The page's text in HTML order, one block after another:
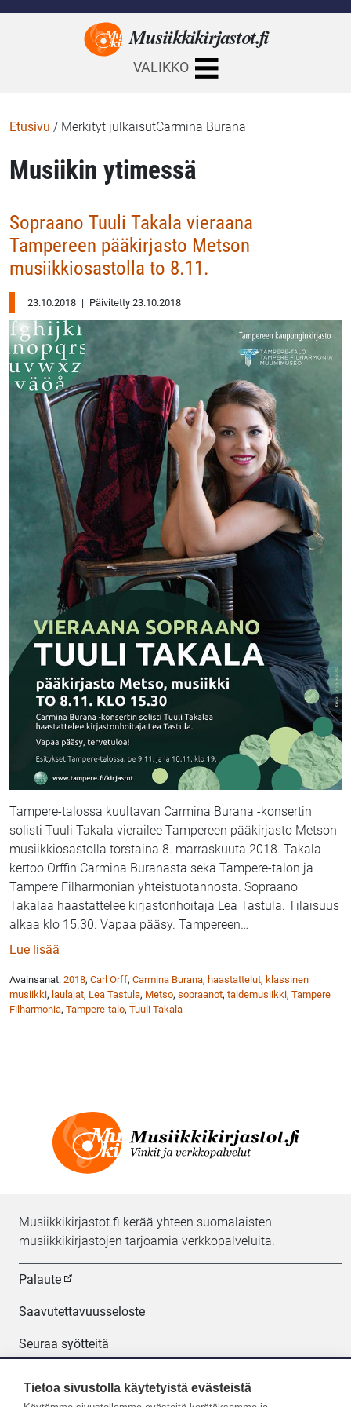
Musiikkikirjastot.fi
VALIKKO
Etusivu / Merkityt julkaisutCarmina Burana
Musiikin ytimessä
Sopraano Tuuli Takala vieraana
Tampereen pääkirjasto Metson
musiikkiosastolla to 8.11.
23.10.2018 | Päivitetty 23.10.2018
Tampere-talossa kuultavan Carmina Burana -konsertin
solisti Tuuli Takala vierailee Tampereen pääkirjasto Metson
musiikkiosastolla torstaina 8. marraskuuta 2018. Takala
kertoo Orffin Carmina Buranasta sekä Tampere-talon ja
Tampere Filharmonian yhteistuotannosta. Sopraano
Takalaa haastattelee kirjastonhoitaja Lea Tastula. Tilaisuus
alkaa klo 15.30. Vapaa pääsy. Tampereen…
Lue lisää
Avainsanat: 2018, Carl Orff, Carmina Burana, haastattelut, klassinen
musiikki, laulajat, Lea Tastula, Metso, sopraanot, taidemusiikki, Tampere
Filharmonia, Tampere-talo, Tuuli Takala
Musiikkikirjastot.fi kerää yhteen suomalaisten
musiikkikirjastojen tarjoamia verkkopalveluita.
Palaute
Saavutettavuusseloste
Seuraa syötteitä
Tietoa sivustolla käytetyistä evästeistä